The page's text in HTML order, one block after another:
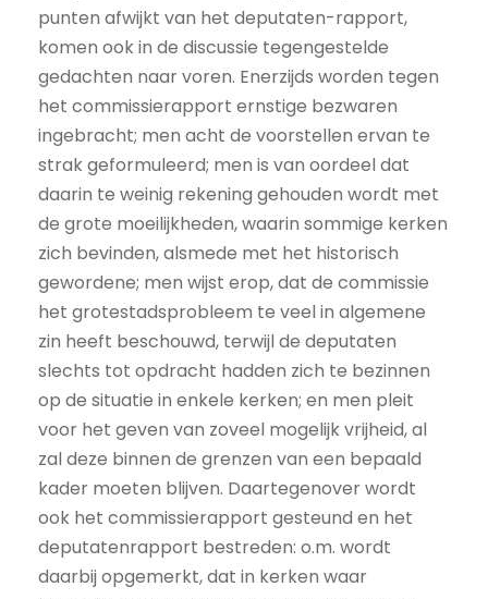
punten afwijkt van het deputaten-rapport,
komen ook in de discussie tegengestelde
gedachten naar voren. Enerzijds worden tegen
het commissierapport ernstige bezwaren
ingebracht; men acht de voorstellen ervan te
strak geformuleerd; men is van oordeel dat
daarin te weinig rekening gehouden wordt met
de grote moeilijkheden, waarin sommige kerken
zich bevinden, alsmede met het historisch
gewordene; men wijst erop, dat de commissie
het grotestadsprobleem te veel in algemene
zin heeft beschouwd, terwijl de deputaten
slechts tot opdracht hadden zich te bezinnen
op de situatie in enkele kerken; en men pleit
voor het geven van zoveel mogelijk vrijheid, al
zal deze binnen de grenzen van een bepaald
kader moeten blijven. Daartegenover wordt
ook het commissierapport gesteund en het
deputatenrapport bestreden: o.m. wordt
daarbij opgemerkt, dat in kerken waar